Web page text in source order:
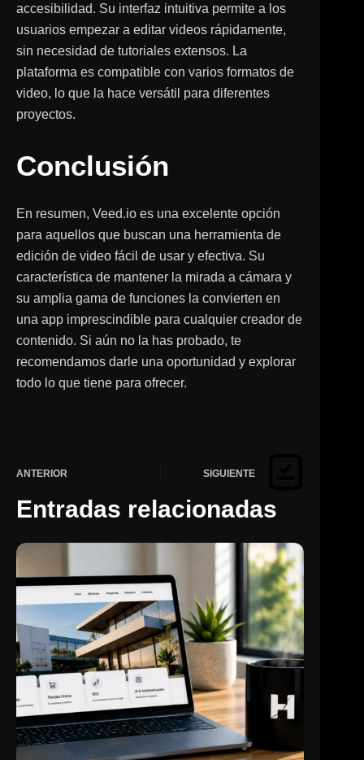
accesibilidad. Su interfaz intuitiva permite a los
usuarios empezar a editar videos rápidamente,
sin necesidad de tutoriales extensos. La
plataforma es compatible con varios formatos de
video, lo que la hace versátil para diferentes
proyectos.
Conclusión
En resumen, Veed.io es una excelente opción
para aquellos que buscan una herramienta de
edición de video fácil de usar y efectiva. Su
característica de mantener la mirada a cámara y
su amplia gama de funciones la convierten en
una app imprescindible para cualquier creador de
contenido. Si aún no la has probado, te
recomendamos darle una oportunidad y explorar
todo lo que tiene para ofrecer.
ANTERIOR SIGUIENTE
Entradas relacionadas